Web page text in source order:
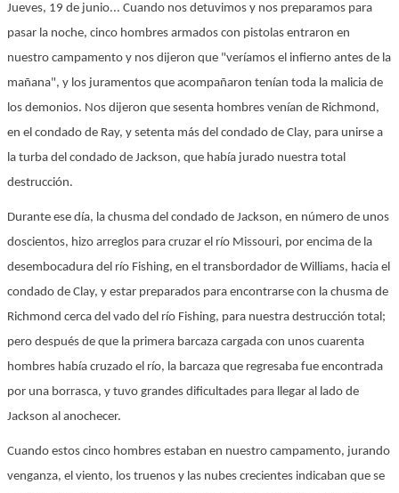
Jueves, 19 de junio... Cuando nos detuvimos y nos preparamos para
pasar la noche, cinco hombres armados con pistolas entraron en
nuestro campamento y nos dijeron que "veríamos el infierno antes de la
mañana", y los juramentos que acompañaron tenían toda la malicia de
los demonios. Nos dijeron que sesenta hombres venían de Richmond,
en el condado de Ray, y setenta más del condado de Clay, para unirse a
la turba del condado de Jackson, que había jurado nuestra total
destrucción.
Durante ese día, la chusma del condado de Jackson, en número de unos
doscientos, hizo arreglos para cruzar el río Missouri, por encima de la
desembocadura del río Fishing, en el transbordador de Williams, hacia el
condado de Clay, y estar preparados para encontrarse con la chusma de
Richmond cerca del vado del río Fishing, para nuestra destrucción total;
pero después de que la primera barcaza cargada con unos cuarenta
hombres había cruzado el río, la barcaza que regresaba fue encontrada
por una borrasca, y tuvo grandes dificultades para llegar al lado de
Jackson al anochecer.
Cuando estos cinco hombres estaban en nuestro campamento, jurando
venganza, el viento, los truenos y las nubes crecientes indicaban que se